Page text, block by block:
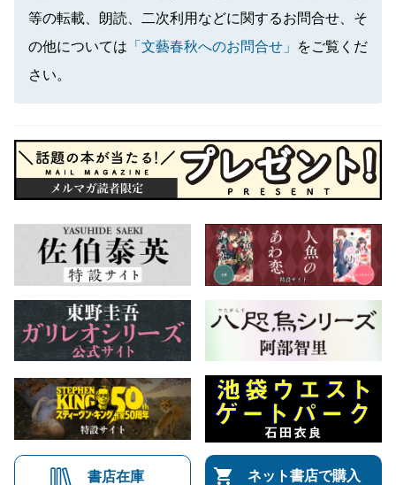
等の転載、朗読、二次利用などに関するお問合せ、そ
の他については 「文藝春秋へのお問合せ」
をご覧くだ
さい。
書店在庫 ネット書店で購入